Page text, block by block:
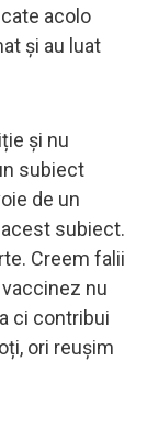
acolo
și au luat
și nu
subiect
de un
subiect.
Creem falii
nu
ci contribui
ori reușim